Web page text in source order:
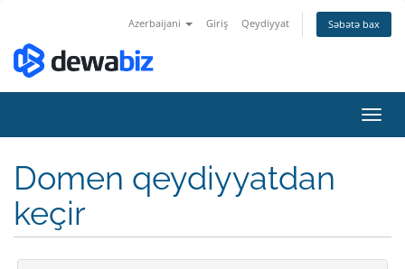
Azerbaijani Giriş Qeydiyyat Səbətə bax
keçid
Domen qeydiyyatdan
keçir